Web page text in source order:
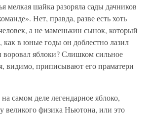
мелкая шайка разоряла сады дачников
Нет, правда, разве есть хоть
а не маменькин сынок, который
как в юные годы он доблестно лазил
яблоки? Слишком сильное
видимо, приписывают его праматери
самом деле легендарное яблоко,
великого физика Ньютона, или это